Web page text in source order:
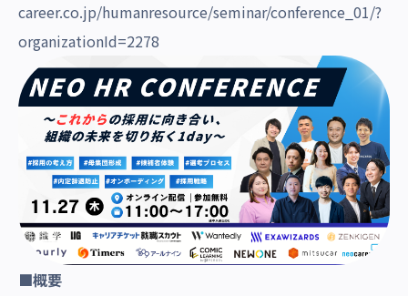
career.co.jp/humanresource/seminar/conference_01/?
organizationId=2278
■概要